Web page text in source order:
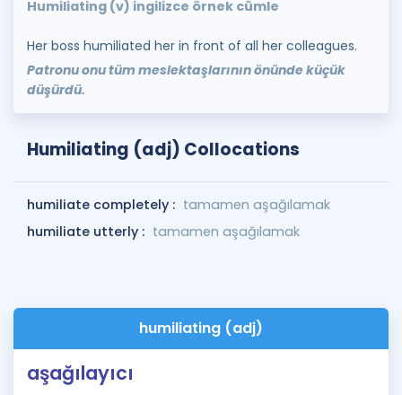
Humiliating (v) ingilizce örnek cümle
Her boss humiliated her in front of all her colleagues.
Patronu onu tüm meslektaşlarının önünde küçük
düşürdü.
Humiliating (adj) Collocations
humiliate completely : tamamen aşağılamak
humiliate utterly : tamamen aşağılamak
humiliating (adj)
aşağılayıcı